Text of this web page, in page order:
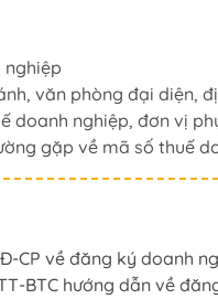
nghiệp
văn phòng đại diện,
doanh nghiệp, đơn vị
gặp về mã số thuế
CP về đăng ký doanh
BTC hướng dẫn về